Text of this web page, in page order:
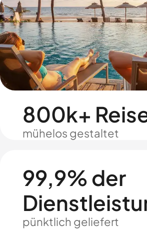
800k+
mühelos gestaltet
99,9% der
pünktlich geliefert